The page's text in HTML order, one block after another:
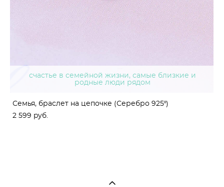
счастье в семейной жизни, самые близкие и
родные люди рядом
Семья, браслет на цепочке (Серебро 925º)
2 599 pуб.